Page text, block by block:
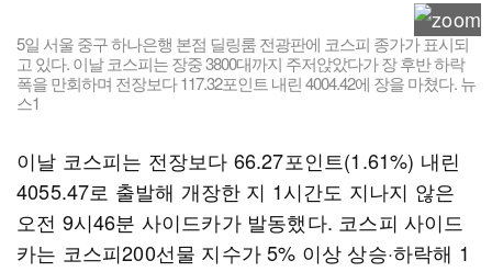
5일 서울 중구 하나은행 본점 딜링룸 전광판에 코스피 종가가 표시되
고 있다. 이날 코스피는 장중 3800대까지 주저앉았다가 장 후반 하락
폭을 만회하며 전장보다 117.32포인트 내린 4004.42에 장을 마쳤다. 뉴
스1
이날 코스피는 전장보다 66.27포인트(1.61%) 내린
4055.47로 출발해 개장한 지 1시간도 지나지 않은
오전 9시46분 사이드카가 발동했다. 코스피 사이드
카는 코스피200선물 지수가 5% 이상 상승·하락해 1